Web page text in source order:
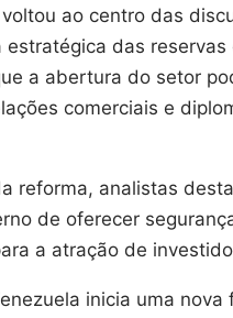
ao centro das
das
a abertura do setor
comerciais e
reforma, analistas
de oferecer
a atração de
inicia uma nova